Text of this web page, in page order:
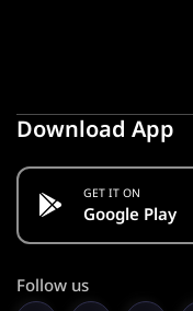
Download App
GET IT ON
Google Play
Follow us